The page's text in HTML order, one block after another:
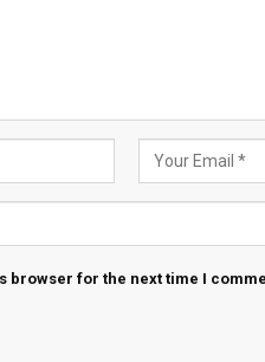
browser for the next time I